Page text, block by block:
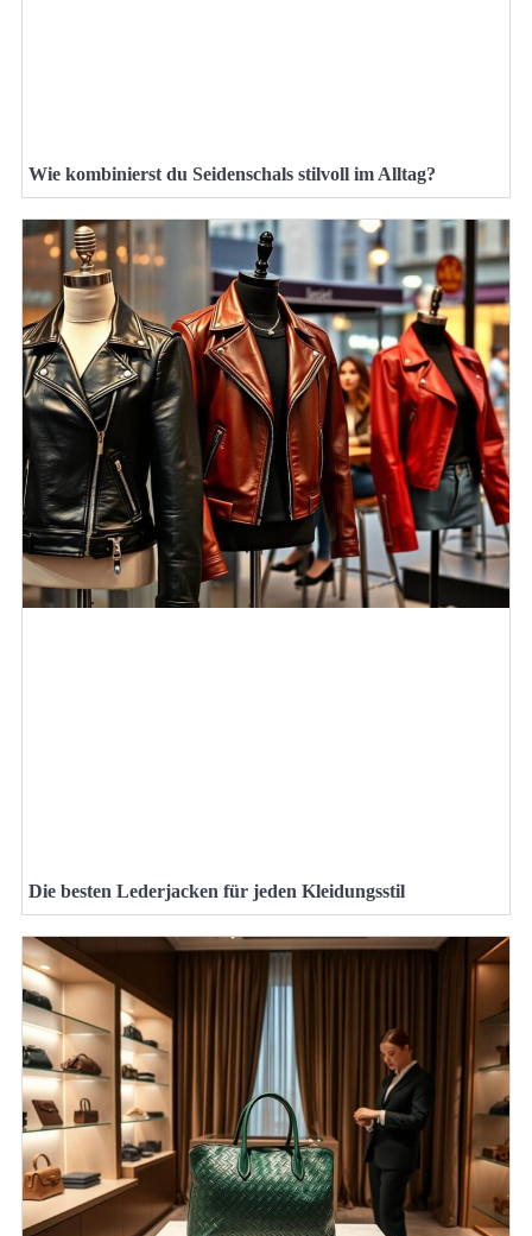
Wie kombinierst du Seidenschals stilvoll im Alltag?
Die besten Lederjacken für jeden Kleidungsstil